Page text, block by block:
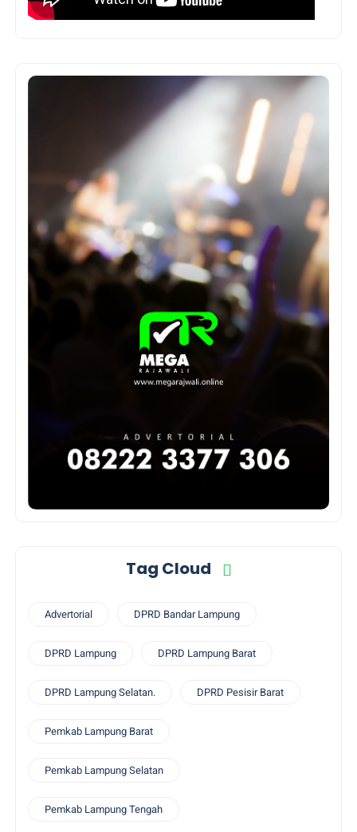
Tag Cloud
Advertorial DPRD Bandar Lampung
DPRD Lampung DPRD Lampung Barat
DPRD Lampung Selatan. DPRD Pesisir Barat
Pemkab Lampung Barat
Pemkab Lampung Selatan
Pemkab Lampung Tengah